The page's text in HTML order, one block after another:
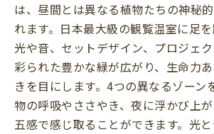
は、昼間とは異なる植物たちの神秘
れます。日本最大級の観覧温室に足を
光や音、セットデザイン、プロジェ
彩られた豊かな緑が広がり、生命力
きを目にします。4つの異なるゾーン
物の呼吸やささやき、夜に浮かび上
五感で感じ取ることができます。光